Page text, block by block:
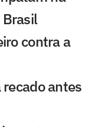
Brasil
contra a
antes